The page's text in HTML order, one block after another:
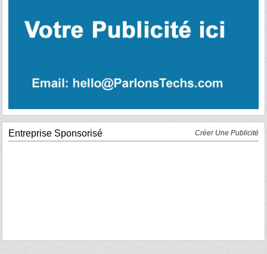
Entreprise Sponsorisé Créer Une Publicité